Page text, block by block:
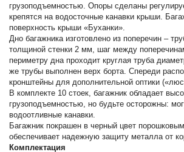
грузоподъемностью. Опоры сделаны
крепятся на водосточные канавки крыши.
поверхность крыши «Буханки».
Дно багажника изготовлено из поперечин –
толщиной стенки 2 мм, шаг между
периметру дна проходит круглая труба
же трубы выполнен верх борта. Спереди
кронштейны для дополнительной оптики
В комплекте 10 стоек, багажник обладает
грузоподъемностью, но будьте осторожны:
водоотливные канавки.
Багажник покрашен в черный цвет
обеспечивает надежную защиту металла от
Комплектация